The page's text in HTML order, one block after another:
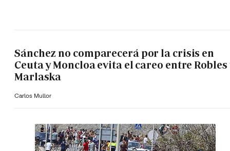
Sánchez no comparecerá por la crisis en
Ceuta y Moncloa evita el careo entre Robles
Marlaska
Carlos Mullor